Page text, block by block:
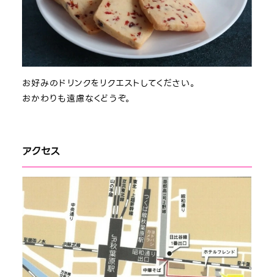
お好みのドリンクをリクエストしてください。
おかわりも遠慮なくどうぞ。
アクセス